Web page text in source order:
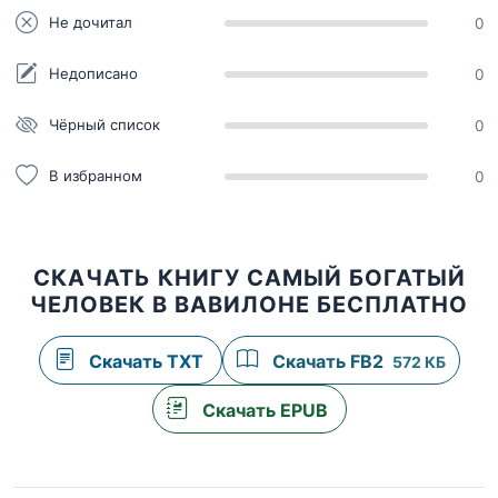
Не дочитал 0
Недописано 0
Чёрный список 0
В избранном 0
СКАЧАТЬ КНИГУ САМЫЙ БОГАТЫЙ
ЧЕЛОВЕК В ВАВИЛОНЕ БЕСПЛАТНО
Скачать TXT Скачать FB2 572 КБ
Скачать EPUB